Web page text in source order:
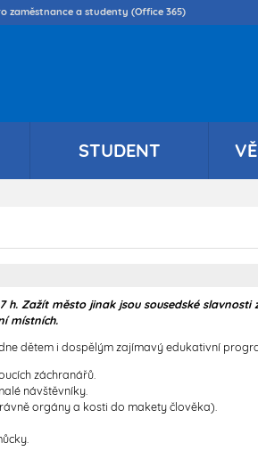
Přejít
k
zaměstnance a studenty (Office 365)
STUDENT
h. Zažít město jinak jsou sousedské
místních.
dětem i dospělým zajímavý edukativní
záchranářů.
návštěvníky.
orgány a kosti do makety člověka).